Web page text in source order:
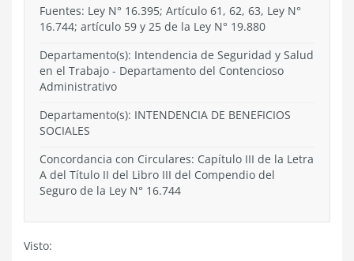
Fuentes: Ley N° 16.395; Artículo 61, 62, 63, Ley N°
16.744; artículo 59 y 25 de la Ley N° 19.880
Departamento(s): Intendencia de Seguridad y Salud
en el Trabajo - Departamento del Contencioso
Administrativo
Departamento(s): INTENDENCIA DE BENEFICIOS
SOCIALES
Concordancia con Circulares: Capítulo III de la Letra
A del Título II del Libro III del Compendio del
Seguro de la Ley N° 16.744
Visto: